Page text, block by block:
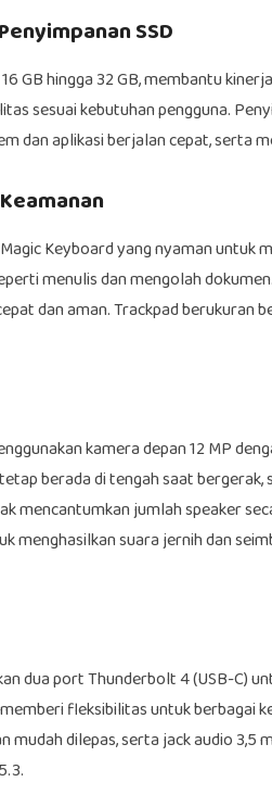
SSD
GB hingga 32 GB, membantu
sesuai kebutuhan pengguna.
dan aplikasi berjalan cepat, serta
Keyboard yang nyaman untuk
menulis dan mengolah
dan aman. Trackpad berukuran
kamera depan 12 MP
berada di tengah saat
mencantumkan jumlah speaker
menghasilkan suara jernih dan
dua port Thunderbolt 4 (USB-C)
fleksibilitas untuk berbagai
mudah dilepas, serta jack audio